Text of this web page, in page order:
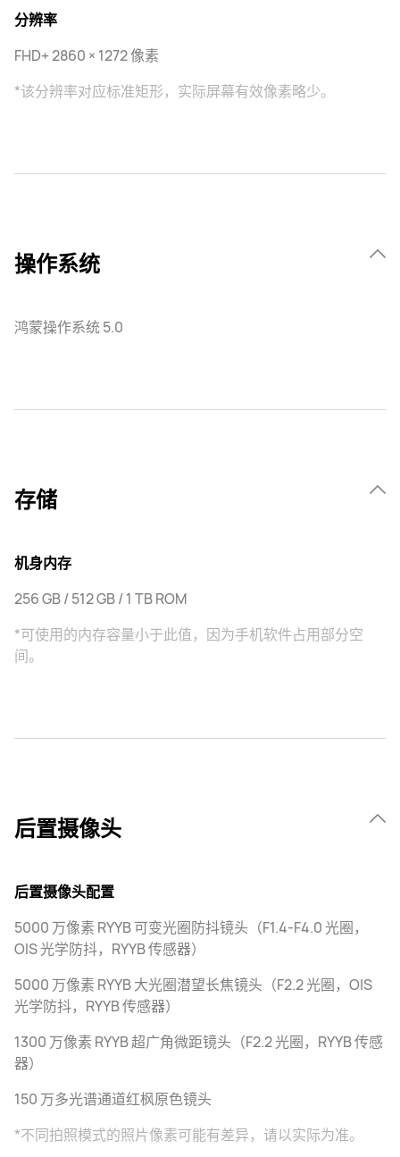
分辨率
FHD+ 2860 × 1272 像素
*该分辨率对应标准矩形，实际屏幕有效像素略少。
操作系统
鸿蒙操作系统 5.0
存储
机身内存
256 GB / 512 GB / 1 TB ROM
*可使用的内存容量小于此值，因为手机软件占用部分空
间。
后置摄像头
后置摄像头配置
5000 万像素 RYYB 可变光圈防抖镜头（F1.4-F4.0 光圈，
OIS 光学防抖，RYYB 传感器）
5000 万像素 RYYB 大光圈潜望长焦镜头（F2.2 光圈，OIS
光学防抖，RYYB 传感器）
1300 万像素 RYYB 超广角微距镜头（F2.2 光圈，RYYB 传感
器）
150 万多光谱通道红枫原色镜头
*不同拍照模式的照片像素可能有差异，请以实际为准。